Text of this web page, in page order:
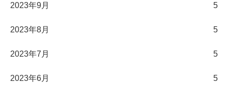
2023年9月 5
2023年8月 5
2023年7月 5
2023年6月 5